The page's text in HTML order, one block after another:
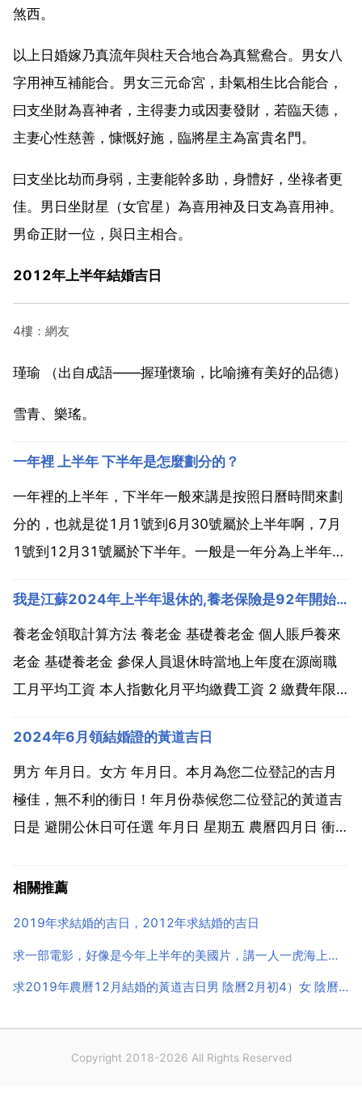
煞西。
以上日婚嫁乃真流年與柱天合地合為真鴛鴦合。男女八
字用神互補能合。男女三元命宮，卦氣相生比合能合，
曰支坐財為喜神者，主得妻力或因妻發財，若臨天德，
主妻心性慈善，慷慨好施，臨將星主為富貴名門。
曰支坐比劫而身弱，主妻能幹多助，身體好，坐祿者更
佳。男日坐財星（女官星）為喜用神及日支為喜用神。
男命正財一位，與日主相合。
2012年上半年結婚吉日
4樓：網友
瑾瑜 （出自成語――握瑾懷瑜，比喻擁有美好的品德）
雪青、樂瑤。
一年裡 上半年 下半年是怎麼劃分的？
一年裡的上半年，下半年一般來講是按照日曆時間來劃
分的，也就是從1月1號到6月30號屬於上半年啊，7月
1號到12月31號屬於下半年。一般是一年分為上半年和
裡，上半年，下半年的劃分是以月為劃分的，1 6個月
為上半年。7 12月份為下半年。一年裡 上半年和...
我是江蘇2024年上半年退休的,養老保險是92年開始交的,在計算退休金的時候怎麼
養老金領取計算方法 養老金 基礎養老金 個人賬戶養來
老金 基礎養老金 參保人員退休時當地上年度在源崗職
工月平均工資 本人指數化月平均繳費工資 2 繳費年限 1
計發月數 年齡不到法定退休年齡，其個人賬戶累計儲存
額的計發月數要比正常退休的多。病退人員的...
2024年6月領結婚證的黃道吉日
男方 年月日。女方 年月日。本月為您二位登記的吉月
極佳，無不利的衝日！年月份恭候您二位登記的黃道吉
日是 避開公休日可任選 年月日 星期五 農曆四月日 衝兔
二 農曆四月日 衝羊 癸未 年月日 星期五 農曆四月日 衝
相關推薦
2019年求結婚的吉日，2012年求結婚的吉日
求一部電影，好像是今年上半年的美國片，講一人一虎海上漂流的故
求2019年農曆12月結婚的黃道吉日男 陰曆2月初4）女 陰曆8月15日）
Copyright 2018-2026 All Rights Reserved